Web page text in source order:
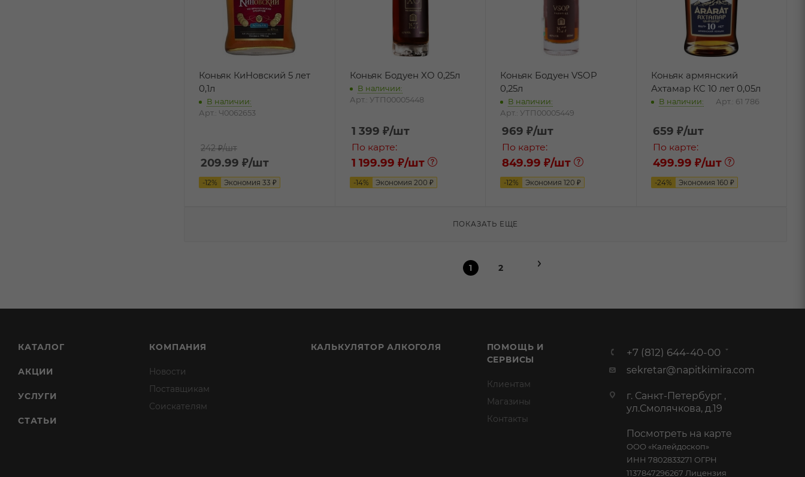
Коньяк КиНовский 5 лет
0,1л
В наличии:
Арт.: Ч0062653
242 ₽/шт
209.99 ₽/шт
-12% Экономия 33 ₽
Коньяк Бодуен XO 0,25л
В наличии:
Арт.: УТП00005448
1 399 ₽/шт
По карте:
1 199.99 ₽/шт
-14% Экономия 200 ₽
Коньяк Бодуен VSOP
0,25л
В наличии:
Арт.: УТП00005449
969 ₽/шт
По карте:
849.99 ₽/шт
-12% Экономия 120 ₽
Коньяк армянский
Ахтамар КС 10 лет 0,05л
В наличии: Арт.: 61 786
659 ₽/шт
По карте:
499.99 ₽/шт
-24% Экономия 160 ₽
ПОКАЗАТЬ ЕЩЕ
1 2
КАТАЛОГ
АКЦИИ
УСЛУГИ
СТАТЬИ
КОМПАНИЯ
Новости
Поставщикам
Соискателям
КАЛЬКУЛЯТОР АЛКОГОЛЯ
ПОМОЩЬ И
СЕРВИСЫ
Клиентам
Магазины
Контакты
+7 (812) 644-40-00
sekretar@napitkimira.com
г. Санкт-Петербург ,
ул.Смолячкова, д.19
Посмотреть на карте
ООО «Калейдоскоп»
ИНН 7802833271 ОГРН
1137847296267 Лицензия